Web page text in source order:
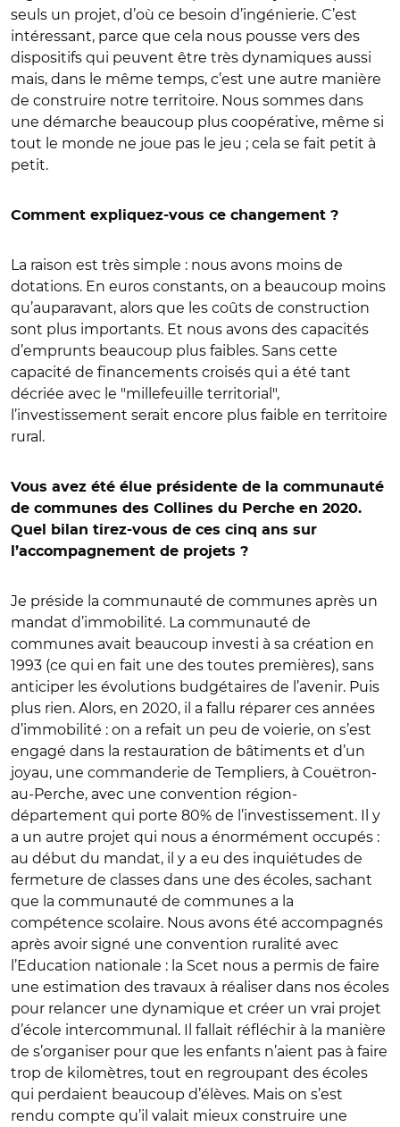
seuls un projet, d’où ce besoin d’ingénierie. C’est
intéressant, parce que cela nous pousse vers des
dispositifs qui peuvent être très dynamiques aussi
mais, dans le même temps, c’est une autre manière
de construire notre territoire. Nous sommes dans
une démarche beaucoup plus coopérative, même si
tout le monde ne joue pas le jeu ; cela se fait petit à
petit.
Comment expliquez-vous ce changement ?
La raison est très simple : nous avons moins de
dotations. En euros constants, on a beaucoup moins
qu’auparavant, alors que les coûts de construction
sont plus importants. Et nous avons des capacités
d’emprunts beaucoup plus faibles. Sans cette
capacité de financements croisés qui a été tant
décriée avec le "millefeuille territorial",
l’investissement serait encore plus faible en territoire
rural.
Vous avez été élue présidente de la communauté
de communes des Collines du Perche en 2020.
Quel bilan tirez-vous de ces cinq ans sur
l’accompagnement de projets ?
Je préside la communauté de communes après un
mandat d’immobilité. La communauté de
communes avait beaucoup investi à sa création en
1993 (ce qui en fait une des toutes premières), sans
anticiper les évolutions budgétaires de l’avenir. Puis
plus rien. Alors, en 2020, il a fallu réparer ces années
d’immobilité : on a refait un peu de voierie, on s’est
engagé dans la restauration de bâtiments et d’un
joyau, une commanderie de Templiers, à Couëtron-
au-Perche, avec une convention région-
département qui porte 80% de l’investissement. Il y
a un autre projet qui nous a énormément occupés :
au début du mandat, il y a eu des inquiétudes de
fermeture de classes dans une des écoles, sachant
que la communauté de communes a la
compétence scolaire. Nous avons été accompagnés
après avoir signé une convention ruralité avec
l’Education nationale : la Scet nous a permis de faire
une estimation des travaux à réaliser dans nos écoles
pour relancer une dynamique et créer un vrai projet
d’école intercommunal. Il fallait réfléchir à la manière
de s’organiser pour que les enfants n’aient pas à faire
trop de kilomètres, tout en regroupant des écoles
qui perdaient beaucoup d’élèves. Mais on s’est
rendu compte qu’il valait mieux construire une